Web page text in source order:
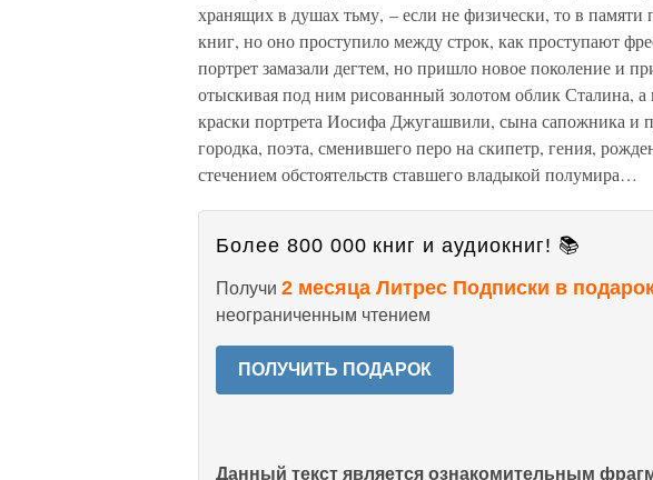
хранящих в душах тьму, – если не физически, то в
книг, но оно проступило между строк, как проступают
портрет замазали дегтем, но пришло новое поколение и
отыскивая под ним рисованный золотом облик Сталина, а
краски портрета Иосифа Джугашвили, сына сапожника и
городка, поэта, сменившего перо на скипетр, гения,
стечением обстоятельств ставшего владыкой полумира…
Более 800 000 книг и аудиокниг! 📚
Получи 2 месяца Литрес Подписки в
неограниченным чтением
ПОЛУЧИТЬ ПОДАРОК
Данный текст является ознакомительным